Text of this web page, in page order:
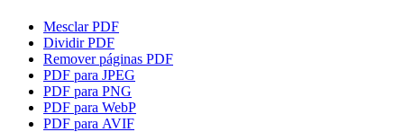
Mesclar PDF
Dividir PDF
Remover páginas PDF
PDF para JPEG
PDF para PNG
PDF para WebP
PDF para AVIF